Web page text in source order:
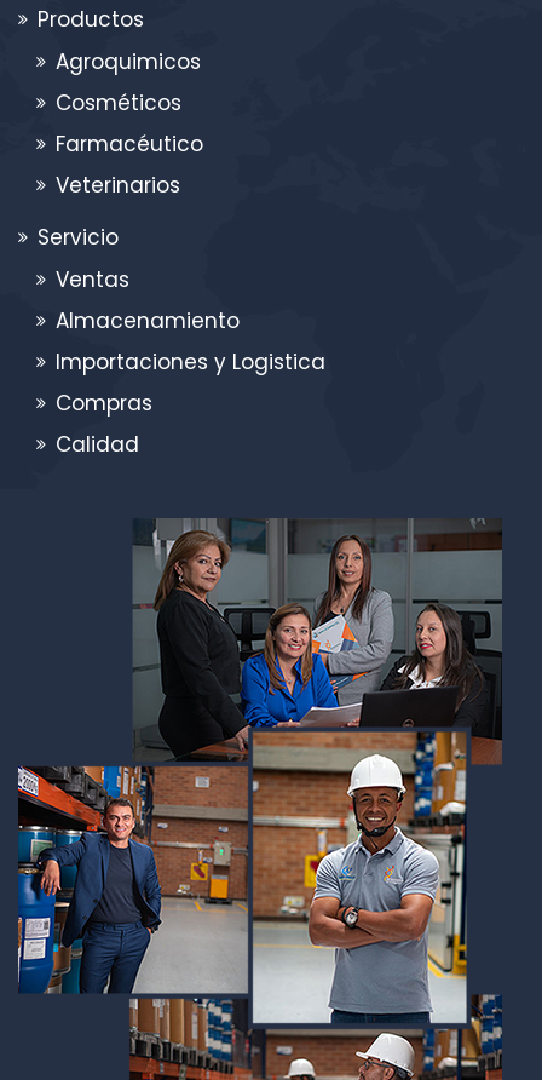
Productos
Agroquimicos
Cosméticos
Farmacéutico
Veterinarios
Servicio
Ventas
Almacenamiento
Importaciones y Logistica
Compras
Calidad